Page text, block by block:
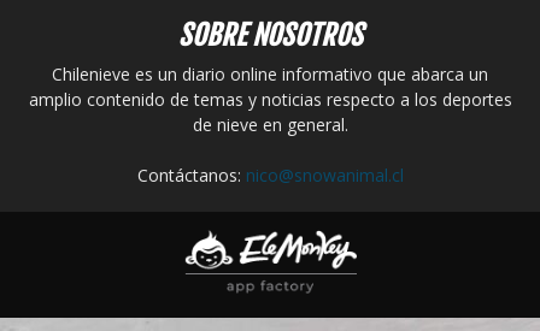
SOBRE NOSOTROS
Chilenieve es un diario online informativo que abarca un
amplio contenido de temas y noticias respecto a los deportes
de nieve en general.
Contáctanos: nico@snowanimal.cl